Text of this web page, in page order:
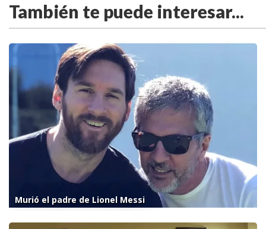
También te puede interesar...
Murió el padre de Lionel Messi